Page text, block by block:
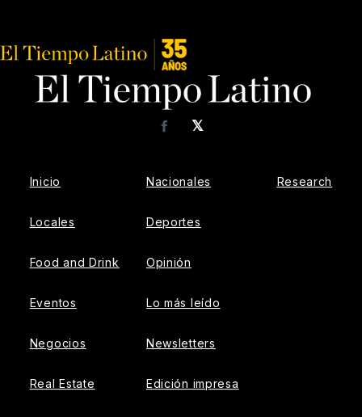
𝕏
Facebook
Inicio
Locales
Food and Drink
Eventos
Negocios
Real Estate
Nacionales
Deportes
Opinión
Lo más leído
Newsletters
Edición impresa
Research